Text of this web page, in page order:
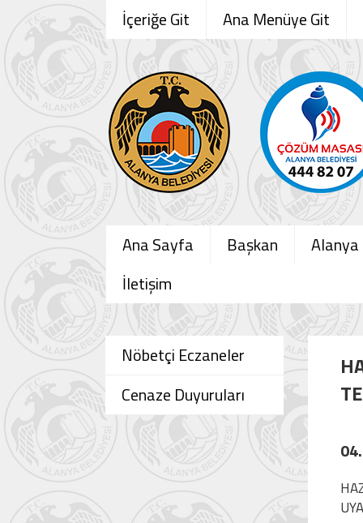
İçeriğe Git Ana Menüye Git
Ana Sayfa Başkan
Alanya
İletişim
Nöbetçi Eczaneler
Cenaze Duyuruları